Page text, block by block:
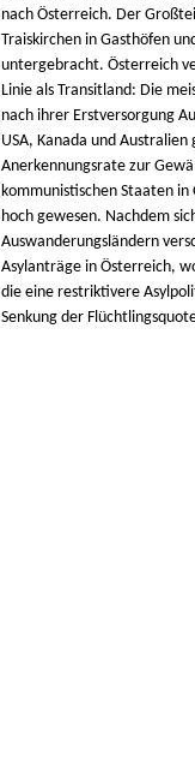
nach Österreich. Der
Traiskirchen in Gasthöfen
untergebracht. Österreich
Linie als Transitland: Die
nach ihrer Erstversorgung
USA, Kanada und
Anerkennungsrate zur
kommunistischen Staaten
hoch gewesen. Nachdem
Auswanderungsländern
Asylanträge in Österreich,
die eine restriktivere
Senkung der